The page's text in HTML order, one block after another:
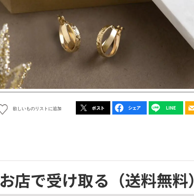
欲しいものリストに追加
お店で受け取る （送料無料）